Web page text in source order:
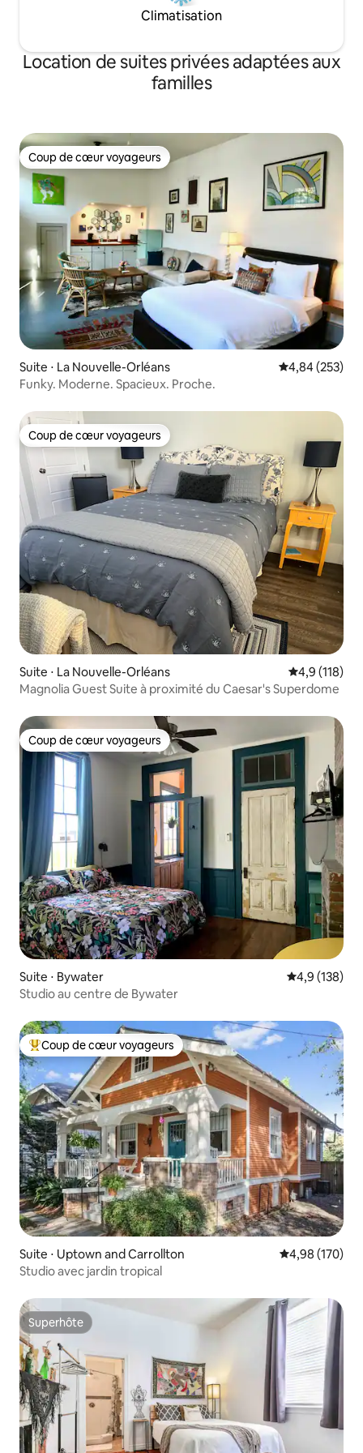
Climatisation
Location de suites privées adaptées aux
familles
Coup de cœur voyageurs
Coup de cœur voyageurs
Suite ⋅ La Nouvelle-Orléans Évaluation
4,84 (253)
Funky. Moderne. Spacieux. Proche.
Coup de cœur voyageurs
Coup de cœur voyageurs
Suite ⋅ La Nouvelle-Orléans Évaluation
4,9 (118)
Magnolia Guest Suite à proximité du Caesar's Superdome
Coup de cœur voyageurs
Coup de cœur voyageurs
Suite ⋅ Bywater Évaluation
4,9 (138)
Studio au centre de Bywater
Coups de cœur voyageurs les plus appréciés
Coup de cœur voyageurs
Suite ⋅ Uptown and Carrollton Évaluation
4,98 (170)
Studio avec jardin tropical
Superhôte
Superhôte